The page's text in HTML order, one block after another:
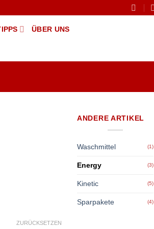
ÜBER UNS
ZURÜCKSETZEN
ANDERE ARTIKEL
Waschmittel (1)
Energy (3)
Kinetic (5)
Sparpakete (4)